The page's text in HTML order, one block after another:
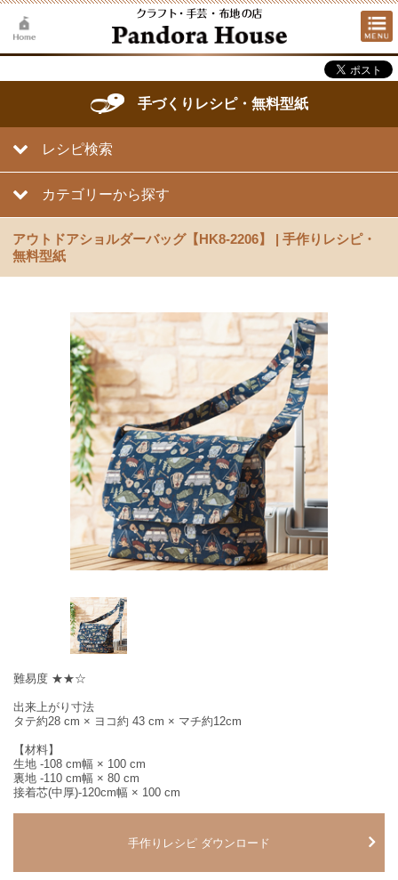
手づくりレシピ・無料型紙
レシピ検索
カテゴリーから探す
アウトドアショルダーバッグ【HK8-2206】 | 手作りレシピ・
無料型紙
難易度 ★★☆
出来上がり寸法
タテ約28 cm × ヨコ約 43 cm × マチ約12cm
【材料】
生地 -108 cm幅 × 100 cm
裏地 -110 cm幅 × 80 cm
接着芯(中厚)-120cm幅 × 100 cm
手作りレシピ ダウンロード